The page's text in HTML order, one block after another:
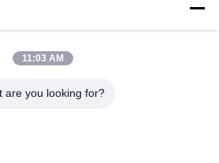
Mortier het Mengen zich
van de
11:03 AM
are you looking for?